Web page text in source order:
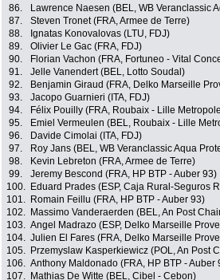
86.
Lawrence Naesen (BEL, WB Veranclassic
87.
Steven Tronet (FRA, Armee de Terre)
88.
Ignatas Konovalovas (LTU, FDJ)
89.
Olivier Le Gac (FRA, FDJ)
90.
Florian Vachon (FRA, Fortuneo - Vital
91.
Jelle Vanendert (BEL, Lotto Soudal)
92.
Benjamin Giraud (FRA, Delko Marseille
93.
Jacopo Guarnieri (ITA, FDJ)
94.
Félix Pouilly (FRA, Roubaix - Lille
95.
Emiel Vermeulen (BEL, Roubaix - Lille
96.
Davide Cimolai (ITA, FDJ)
97.
Roy Jans (BEL, WB Veranclassic Aqua
98.
Kevin Lebreton (FRA, Armee de Terre)
99.
Jeremy Bescond (FRA, HP BTP - Auber 93)
100.
Eduard Prades (ESP, Caja Rural-Seguros
101.
Romain Feillu (FRA, HP BTP - Auber 93)
102.
Massimo Vanderaerden (BEL, An Post
103. Angel Madrazo (ESP, Delko Marseille
104. Julien El Fares (FRA, Delko Marseille
105.
Przemyslaw Kasperkiewicz (POL, An Post
106. Anthony Maldonado (FRA, HP BTP - Auber
107.
Mathias De Witte (BEL, Cibel - Cebon)